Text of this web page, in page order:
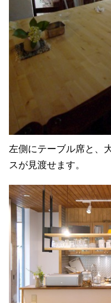
左側にテーブル席と、
スが見渡せます。